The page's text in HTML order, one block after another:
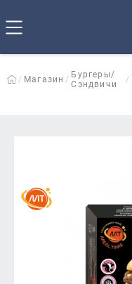
Магазин
Бургеры/
Сэндвичи